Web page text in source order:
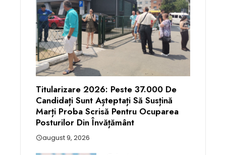
Titularizare 2026: Peste 37.000 De
Candidați Sunt Așteptați Să Susțină
Marți Proba Scrisă Pentru Ocuparea
Posturilor Din Învățământ
august 9, 2026